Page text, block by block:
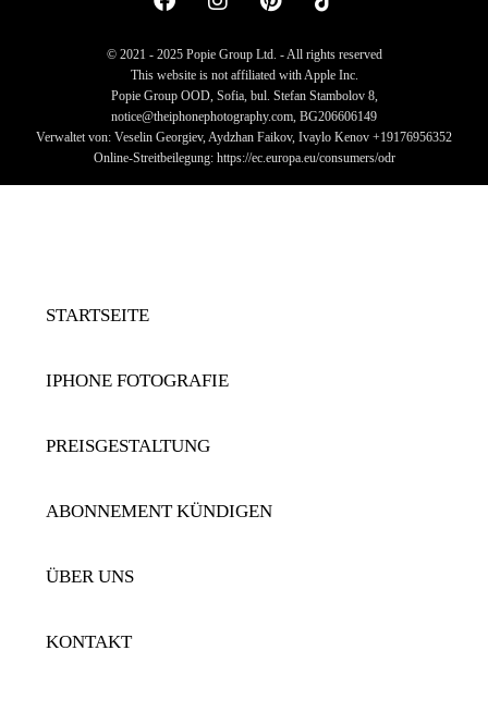
© 2021 - 2025 Popie Group Ltd. - All rights reserved
This website is not affiliated with Apple Inc.
Popie Group OOD, Sofia, bul. Stefan Stambolov 8,
notice@theiphonephotography.com, BG206606149
Verwaltet von: Veselin Georgiev, Aydzhan Faikov, Ivaylo Kenov +19176956352
Online-Streitbeilegung: https://ec.europa.eu/consumers/odr
STARTSEITE
IPHONE FOTOGRAFIE
PREISGESTALTUNG
ABONNEMENT KÜNDIGEN
ÜBER UNS
KONTAKT